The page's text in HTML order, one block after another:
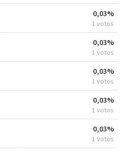
0,03%
1 votos
0,03%
1 votos
0,03%
1 votos
0,03%
1 votos
0,03%
1 votos